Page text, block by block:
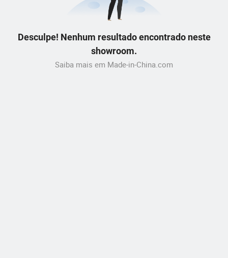
Desculpe! Nenhum resultado encontrado neste
showroom.
Saiba mais em Made-in-China.com